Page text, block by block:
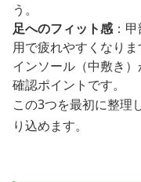
う。
足へのフィット感：
用で疲れやすくなりま
インソール（中敷き
確認ポイントです。
この3つを最初に整理
り込めます。